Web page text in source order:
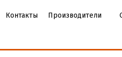
Контакты Производители